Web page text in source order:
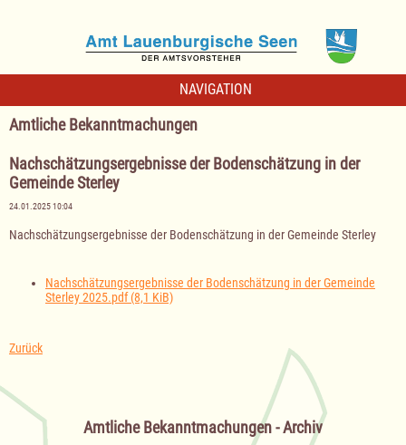
NAVIGATION
Amtliche Bekanntmachungen
Nachschätzungsergebnisse der Bodenschätzung in der
Gemeinde Sterley
24.01.2025 10:04
Nachschätzungsergebnisse der Bodenschätzung in der Gemeinde Sterley
Nachschätzungsergebnisse der Bodenschätzung in der Gemeinde
Sterley 2025.pdf(8,1 KiB)
Zurück
Amtliche Bekanntmachungen - Archiv